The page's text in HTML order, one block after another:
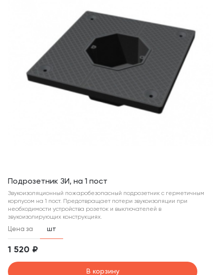
Подрозетник ЗИ, на 1 пост
Звукоизоляционный пожаробезопасный подрозетник с герметичным
корпусом на 1 пост. Предотвращает потери звукоизоляции при
необходимости устройства розеток и выключателей в
звукоизолирующих конструкциях.
Цена за шт
1 520 ₽
В корзину